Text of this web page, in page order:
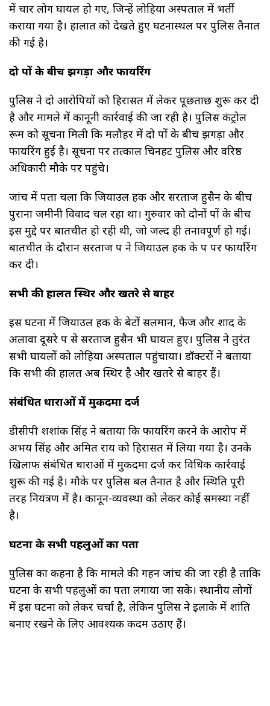
में चार लोग घायल हो गए, जिन्हें लोहिया अस्पताल में भर्ती
कराया गया है। हालात को देखते हुए घटनास्थल पर पुलिस तैनात
की गई है।
दो पक्षों के बीच झगड़ा और फायरिंग
पुलिस ने दो आरोपियों को हिरासत में लेकर पूछताछ शुरू कर दी
है और मामले में कानूनी कार्रवाई की जा रही है। पुलिस कंट्रोल
रूम को सूचना मिली कि मलौहर में दो पक्षों के बीच झगड़ा और
फायरिंग हुई है। सूचना पर तत्काल चिनहट पुलिस और वरिष्ठ
अधिकारी मौके पर पहुंचे।
जांच में पता चला कि जियाउल हक और सरताज हुसैन के बीच
पुराना जमीनी विवाद चल रहा था। गुरुवार को दोनों पक्षों के बीच
इस मुद्दे पर बातचीत हो रही थी, जो जल्द ही तनावपूर्ण हो गई।
बातचीत के दौरान सरताज पक्ष ने जियाउल हक के पक्ष पर फायरिंग
कर दी।
सभी की हालत स्थिर और खतरे से बाहर
इस घटना में जियाउल हक के बेटों सलमान, फैज और शाद के
अलावा दूसरे पक्ष से सरताज हुसैन भी घायल हुए। पुलिस ने तुरंत
सभी घायलों को लोहिया अस्पताल पहुंचाया। डॉक्टरों ने बताया
कि सभी की हालत अब स्थिर है और खतरे से बाहर हैं।
संबंधित धाराओं में मुकदमा दर्ज
डीसीपी शशांक सिंह ने बताया कि फायरिंग करने के आरोप में
अभय सिंह और अमित राय को हिरासत में लिया गया है। उनके
खिलाफ संबंधित धाराओं में मुकदमा दर्ज कर विधिक कार्रवाई
शुरू की गई है। मौके पर पुलिस बल तैनात है और स्थिति पूरी
तरह नियंत्रण में है। कानून-व्यवस्था को लेकर कोई समस्या नहीं
है।
घटना के सभी पहलुओं का पता
पुलिस का कहना है कि मामले की गहन जांच की जा रही है ताकि
घटना के सभी पहलुओं का पता लगाया जा सके। स्थानीय लोगों
में इस घटना को लेकर चर्चा है, लेकिन पुलिस ने इलाके में शांति
बनाए रखने के लिए आवश्यक कदम उठाए हैं।